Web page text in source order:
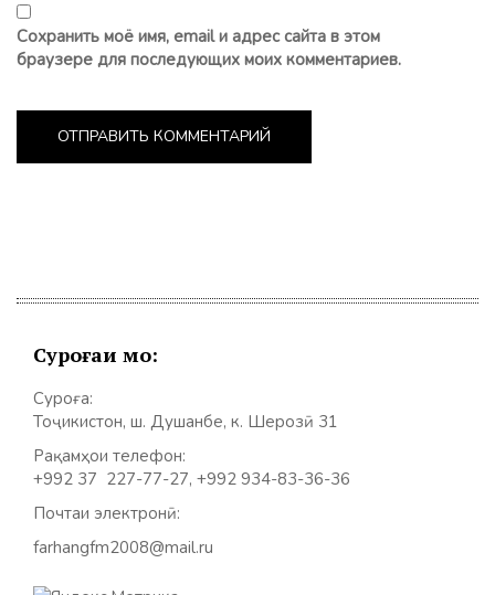
Сохранить моё имя, email и адрес сайта в этом
браузере для последующих моих комментариев.
Суроғаи мо:
Суроға:
Тоҷикистон, ш. Душанбе, к. Шерозӣ 31
Рақамҳои телефон:
+992 37 227-77-27, +992 934-83-36-36
Почтаи электронӣ:
farhangfm2008@mail.ru